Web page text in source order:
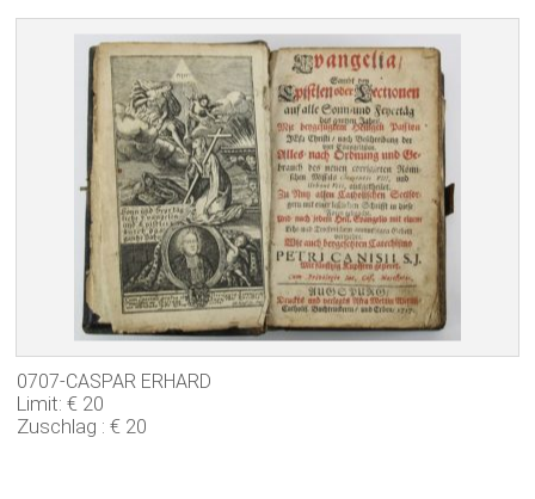
0707-CASPAR ERHARD
Limit: € 20
Zuschlag : € 20